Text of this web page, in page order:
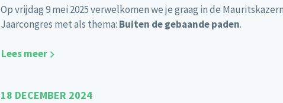
Op vrijdag 9 mei 2025 verwelkomen we je graag in de
Jaarcongres met als thema: Buiten de gebaande paden.
Lees meer
18 DECEMBER 2024